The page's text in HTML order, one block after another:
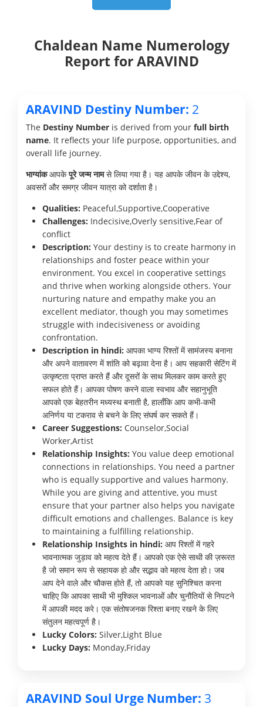
Chaldean Name Numerology
Report for ARAVIND
ARAVIND Destiny Number: 2
The Destiny Number is derived from your full birth
name. It reflects your life purpose, opportunities, and
overall life journey.
भाग्यांकआपकेपूरे जन्म नामसे लिया गया है। यह आपके जीवन के उद्देश्य,
अवसरों और समग्र जीवन यात्रा को दर्शाता है।
Qualities: Peaceful,Supportive,Cooperative
Challenges: Indecisive,Overly sensitive,Fear of
conflict
Description: Your destiny is to create harmony in
relationships and foster peace within your
environment. You excel in cooperative settings
and thrive when working alongside others. Your
nurturing nature and empathy make you an
excellent mediator, though you may sometimes
struggle with indecisiveness or avoiding
confrontation.
Description in hindi: आपका भाग्य रिश्तों में सामंजस्य बनाना
और अपने वातावरण में शांति को बढ़ावा देना है। आप सहकारी सेटिंग में
उत्कृष्टता प्राप्त करते हैं और दूसरों के साथ मिलकर काम करते हुए
सफल होते हैं। आपका पोषण करने वाला स्वभाव और सहानुभूति
आपको एक बेहतरीन मध्यस्थ बनाती है, हालाँकि आप कभी-कभी
अनिर्णय या टकराव से बचने के लिए संघर्ष कर सकते हैं।
Career Suggestions: Counselor,Social
Worker,Artist
Relationship Insights: You value deep emotional
connections in relationships. You need a partner
who is equally supportive and values harmony.
While you are giving and attentive, you must
ensure that your partner also helps you navigate
difficult emotions and challenges. Balance is key
to maintaining a fulfilling relationship.
Relationship Insights in hindi: आप रिश्तों में गहरे
भावनात्मक जुड़ाव को महत्व देते हैं। आपको एक ऐसे साथी की ज़रूरत
है जो समान रूप से सहायक हो और सद्भाव को महत्व देता हो। जब
आप देने वाले और चौकस होते हैं, तो आपको यह सुनिश्चित करना
चाहिए कि आपका साथी भी मुश्किल भावनाओं और चुनौतियों से निपटने
में आपकी मदद करे। एक संतोषजनक रिश्ता बनाए रखने के लिए
संतुलन महत्वपूर्ण है।
Lucky Colors: Silver,Light Blue
Lucky Days: Monday,Friday
ARAVIND Soul Urge Number: 3